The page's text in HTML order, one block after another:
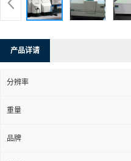
产品详请
分辨率
重量
品牌